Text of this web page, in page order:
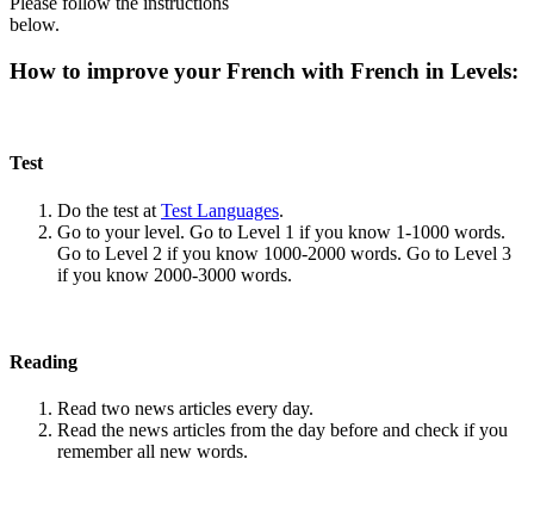
below.
How to improve your French with French in Levels:
Test
Do the test at Test Languages.
Go to your level. Go to Level 1 if you know 1-1000 words.
Go to Level 2 if you know 1000-2000 words. Go to Level 3
if you know 2000-3000 words.
Reading
Read two news articles every day.
Read the news articles from the day before and check if you
remember all new words.